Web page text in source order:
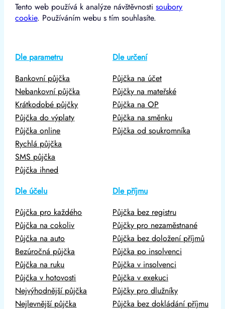
Tento web používá k analýze návštěvnostisoubory
cookie. Používáním webu s tím souhlasíte.
Dle parametru
Bankovní půjčka
Nebankovní půjčka
Krátkodobé půjčky
Půjčka do výplaty
Půjčka online
Rychlá půjčka
SMS půjčka
Půjčka ihned
Dle určení
Půjčka na účet
Půjčky na mateřské
Půjčka na OP
Půjčka na směnku
Půjčka od soukromníka
Dle účelu
Půjčka pro každého
Půjčka na cokoliv
Půjčka na auto
Bezúročná půjčka
Půjčka na ruku
Půjčka v hotovosti
Nejvýhodnější půjčka
Nejlevnější půjčka
Dle příjmu
Půjčka bez registru
Půjčky pro nezaměstnané
Půjčka bez doložení příjmů
Půjčka po insolvenci
Půjčka v insolvenci
Půjčka v exekuci
Půjčky pro dlužníky
Půjčka bez dokládání příjmu